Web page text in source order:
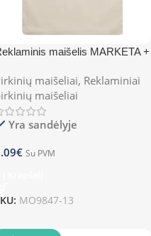
maišelis MARKETA +
maišeliai, Reklaminiai
maišeliai
Yra sandėlyje
€ Su PVM
MO9847-13